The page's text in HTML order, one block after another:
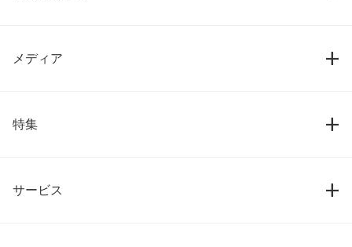
メディア
特集
サービス